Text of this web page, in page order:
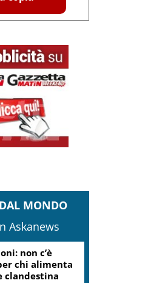
MONDO
Askanews
non c’è
chi alimenta
clandestina